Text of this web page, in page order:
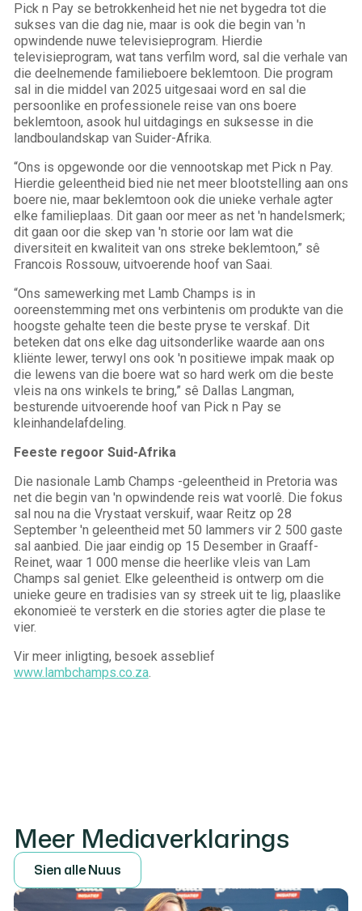
Pick n Pay se betrokkenheid het nie net bygedra tot die
sukses van die dag nie, maar is ook die begin van 'n
opwindende nuwe televisieprogram. Hierdie
televisieprogram, wat tans verfilm word, sal die verhale van
die deelnemende familieboere beklemtoon. Die program
sal in die middel van 2025 uitgesaai word en sal die
persoonlike en professionele reise van ons boere
beklemtoon, asook hul uitdagings en suksesse in die
landboulandskap van Suider-Afrika.
“Ons is opgewonde oor die vennootskap met Pick n Pay.
Hierdie geleentheid bied nie net meer blootstelling aan ons
boere nie, maar beklemtoon ook die unieke verhale agter
elke familieplaas. Dit gaan oor meer as net 'n handelsmerk;
dit gaan oor die skep van 'n storie oor lam wat die
diversiteit en kwaliteit van ons streke beklemtoon,” sê
Francois Rossouw, uitvoerende hoof van Saai.
“Ons samewerking met Lamb Champs is in
ooreenstemming met ons verbintenis om produkte van die
hoogste gehalte teen die beste pryse te verskaf. Dit
beteken dat ons elke dag uitsonderlike waarde aan ons
kliënte lewer, terwyl ons ook 'n positiewe impak maak op
die lewens van die boere wat so hard werk om die beste
vleis na ons winkels te bring,” sê Dallas Langman,
besturende uitvoerende hoof van Pick n Pay se
kleinhandelafdeling.
Feeste regoor Suid-Afrika
Die nasionale Lamb Champs -geleentheid in Pretoria was
net die begin van 'n opwindende reis wat voorlê. Die fokus
sal nou na die Vrystaat verskuif, waar Reitz op 28
September 'n geleentheid met 50 lammers vir 2 500 gaste
sal aanbied. Die jaar eindig op 15 Desember in Graaff-
Reinet, waar 1 000 mense die heerlike vleis van Lam
Champs sal geniet. Elke geleentheid is ontwerp om die
unieke geure en tradisies van sy streek uit te lig, plaaslike
ekonomieë te versterk en die stories agter die plase te
vier.
Vir meer inligting, besoek asseblief
www.lambchamps.co.za.
Meer Mediaverklarings
Sien alleNuus